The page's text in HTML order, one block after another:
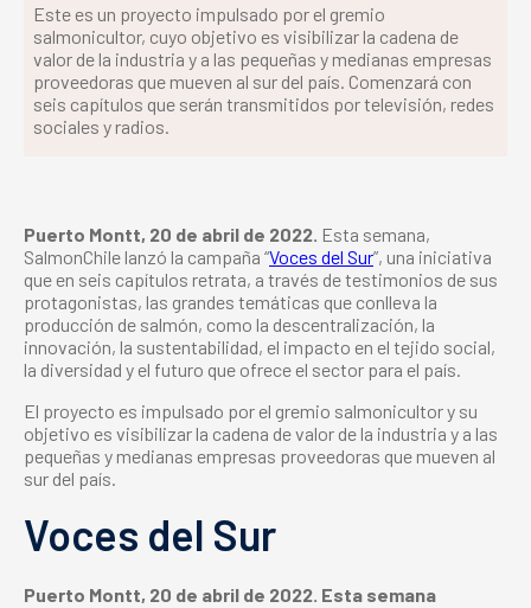
Este es un proyecto impulsado por el gremio
salmonicultor, cuyo objetivo es visibilizar la cadena de
valor de la industria y a las pequeñas y medianas empresas
proveedoras que mueven al sur del país. Comenzará con
seis capítulos que serán transmitidos por televisión, redes
sociales y radios.
Puerto Montt, 20 de abril de 2022. Esta semana,
SalmonChile lanzó la campaña “Voces del Sur”, una iniciativa
que en seis capítulos retrata, a través de testimonios de sus
protagonistas, las grandes temáticas que conlleva la
producción de salmón, como la descentralización, la
innovación, la sustentabilidad, el impacto en el tejido social,
la diversidad y el futuro que ofrece el sector para el país.
El proyecto es impulsado por el gremio salmonicultor y su
objetivo es visibilizar la cadena de valor de la industria y a las
pequeñas y medianas empresas proveedoras que mueven al
sur del país.
Voces del Sur
Puerto Montt, 20 de abril de 2022. Esta semana